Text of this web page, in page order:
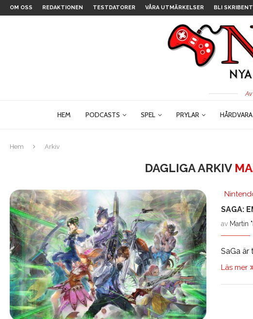
OM OSS REDAKTIONEN TESTDATORER VÅRA UTMÄRKELSER BLI
HEM PODCASTS SPEL PRYLAR HÅRDVARA
Hem Arkiv
DAGLIGA ARKIV
SAGA:
av Martin
SaGa är
Läs mer